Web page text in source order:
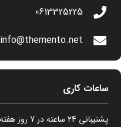
0613325225
info@themento.net
ساعات کاری
پشتیبانی 24 ساعته در 7 روز هفته